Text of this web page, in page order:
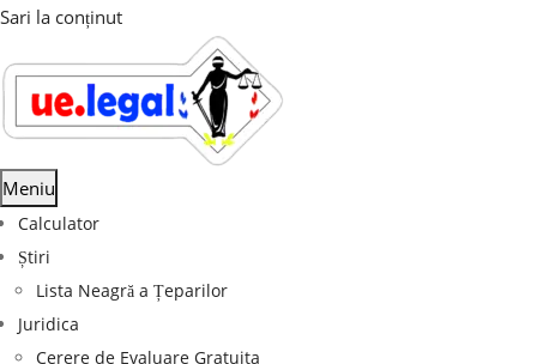
Sari la conținut
Meniu
Calculator
Știri
Lista Neagră a Țeparilor
Juridica
Cerere de Evaluare Gratuita